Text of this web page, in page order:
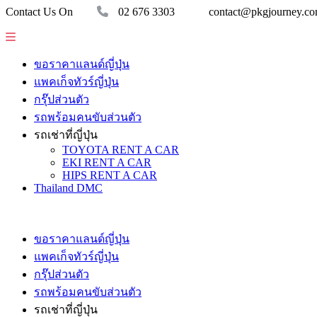
Contact Us On 02 676 3303
ขอราคาแลนด์ญี่ปุ่น
แพคเก็จทัวร์ญี่ปุ่น
กรุ๊ปส่วนตัว
รถพร้อมคนขับส่วนตัว
รถเช่าที่ญี่ปุ่น
TOYOTA RENT A CAR
EKI RENT A CAR
HIPS RENT A CAR
Thailand DMC
ขอราคาแลนด์ญี่ปุ่น
แพคเก็จทัวร์ญี่ปุ่น
กรุ๊ปส่วนตัว
รถพร้อมคนขับส่วนตัว
รถเช่าที่ญี่ปุ่น